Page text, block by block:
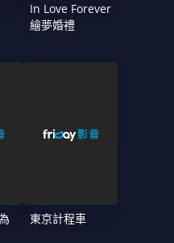
In Love Forever
繪夢婚禮
東京計程車